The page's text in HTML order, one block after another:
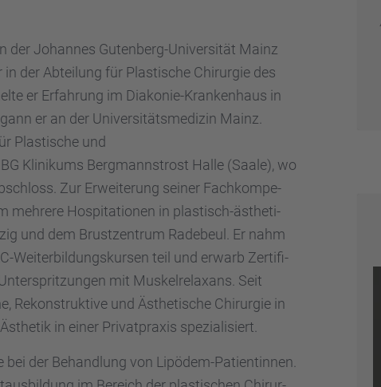
der Johan­nes Guten­berg-Univer­si­tät Mainz
der Abtei­lung für Plasti­sche Chirur­gie des
er Erfah­rung im Diako­nie-Kranken­haus in
er an der Univer­si­täts­me­di­zin Mainz.
Plasti­sche und
Klini­kums Bergmanns­trost Halle (Saale), wo
Zur Erwei­te­rung seiner Fachkom­pe­
mehrere Hospi­ta­tio­nen in plastisch-ästhe­ti­
und dem Brust­zen­trum Radebeul. Er nahm
Weiter­bil­dungs­kur­sen teil und erwarb Zerti­fi­
mit Muskel­re­lax­ans. Seit
Rekon­struk­tive und Ästhe­ti­sche Chirur­gie in
in einer Privat­pra­xis spezia­li­siert.
der Behand­lung von Lipödem-Patien­tin­nen.